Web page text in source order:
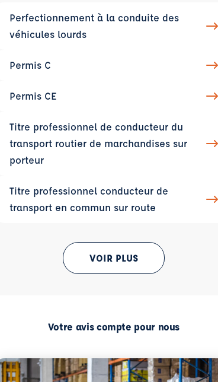
Perfectionnement à la conduite des
véhicules lourds
Permis C
Permis CE
Titre professionnel de conducteur du
transport routier de marchandises sur
porteur
Titre professionnel conducteur de
transport en commun sur route
VOIR PLUS
Votre avis compte pour nous